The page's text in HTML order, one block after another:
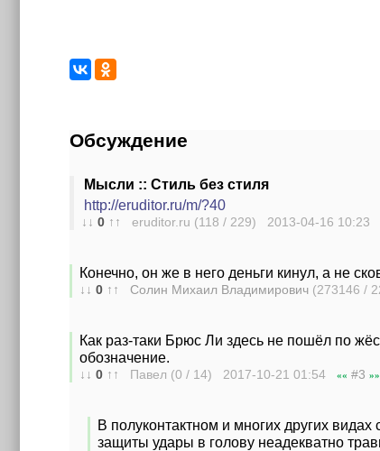
Обсуждение
Мысли :: Стиль без стиля
http://eruditor.ru/m/?40
↓↓ 0 ↑↑ eruditor.ru (118 / 229) 2013-04-16 10:23
Конечно, он же в него деньги кинул, а не
↓↓ 0 ↑↑ Солин Михаил Владимирович (273146 /
Как раз-таки Брюс Ли здесь не пошёл по
обозначение.
↓↓ 0 ↑↑ Павел (0 / 14) 2017-10-21 01:54 «« #3 »»
В полуконтактном и многих других
защиты удары в голову неадекватно